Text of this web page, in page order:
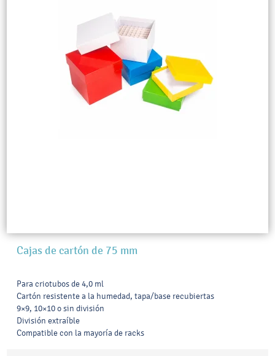
Cajas de cartón de 75 mm
Para criotubos de 4,0 ml
Cartón resistente a la humedad, tapa/base recubiertas
9×9, 10×10 o sin división
División extraíble
Compatible con la mayoría de racks